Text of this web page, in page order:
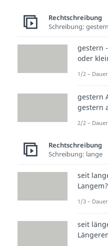
Rechtschreibung
Schreibung: gestern
gestern
oder
1/2 –
gestern
gestern
2/2 –
Rechtschreibung
Schreibung: lange
seit
Langem?
1/3 –
seit